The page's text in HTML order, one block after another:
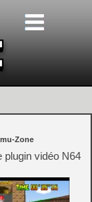
Zone
plugin vidéo N64